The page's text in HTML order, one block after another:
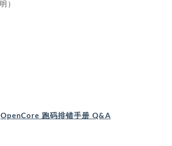
）
OpenCore 跑码排错手册 Q&A